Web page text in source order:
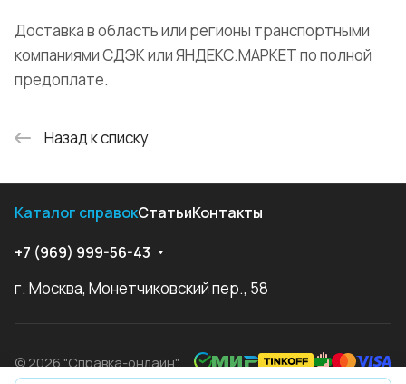
Доставка в область или регионы транспортными
компаниями СДЭК или ЯНДЕКС.МАРКЕТ по полной
предоплате.
Назад к списку
Каталог справокСтатьиКонтакты
+7 (969) 999-56-43
г. Москва, Монетчиковский пер., 58
© 2026 "Справка-онлайн"